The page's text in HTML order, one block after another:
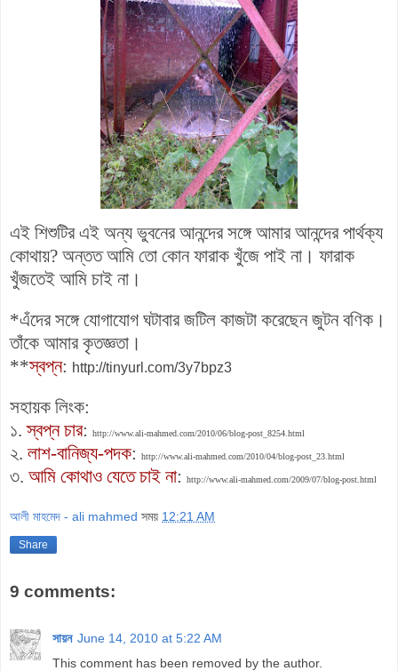
এই শিশুটির এই অন্য ভুবনের আনন্দের সঙ্গে আমার আনন্দের পার্থক্য
কোথায়? অন্তত আমি তো কোন ফারাক খুঁজে পাই না। ফারাক
খুঁজতেই আমি চাই না।
*এঁদের সঙ্গে যোগাযোগ ঘটাবার জটিল কাজটা করেছেন জুটন বণিক।
তাঁকে আমার কৃতজ্ঞতা।
**স্বপ্ন: http://tinyurl.com/3y7bpz3
সহায়ক লিংক:
১.স্বপ্ন চার: http://www.ali-mahmed.com/2010/06/blog-post_8254.html
২. লাশ-বানিজ্য-পদক: http://www.ali-mahmed.com/2010/04/blog-post_23.html
৩. আমি কোথাও যেতে চাই না: http://www.ali-mahmed.com/2009/07/blog-post.html
আলী মাহমেদ - ali mahmed সময় 12:21 AM
Share
9 comments:
সায়ন June 14, 2010 at 5:22 AM
This comment has been removed by the author.